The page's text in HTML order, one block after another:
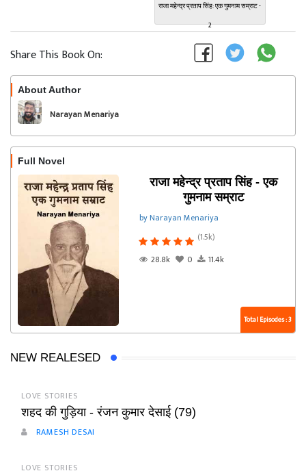
राजा महेन्द्र प्रताप सिंह: एक गुमनाम सम्राट -
2
Share This Book On:
About Author
Narayan Menariya
Full Novel
राजा महेन्द्र प्रताप सिंह - एक
गुमनाम सम्राट
by Narayan Menariya
(1.5k)
28.8k
0 11.4k
Total Episodes : 3
NEW REALESED
LOVE STORIES
शहद की गुड़िया - रंजन कुमार देसाई (79)
RAMESH DESAI
LOVE STORIES